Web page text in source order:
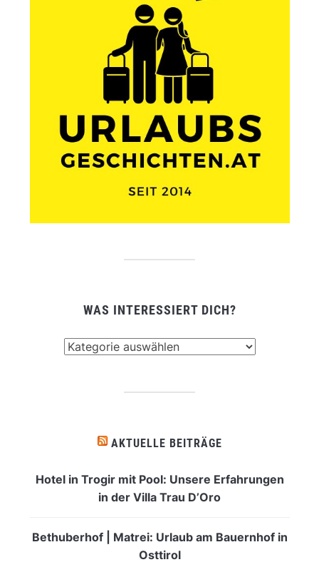
WAS INTERESSIERT DICH?
AKTUELLE BEITRÄGE
Hotel in Trogir mit Pool: Unsere Erfahrungen
in der Villa Trau D’Oro
Bethuberhof | Matrei: Urlaub am Bauernhof in
Osttirol